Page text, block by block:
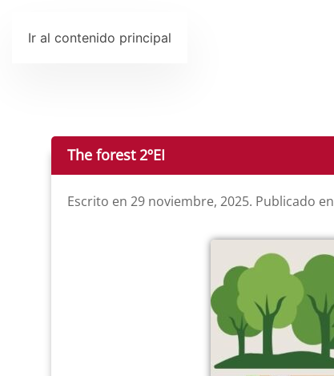
Ir al contenido principal
The forest 2ºEI
Escrito en 29 noviembre, 2025. Publicado en